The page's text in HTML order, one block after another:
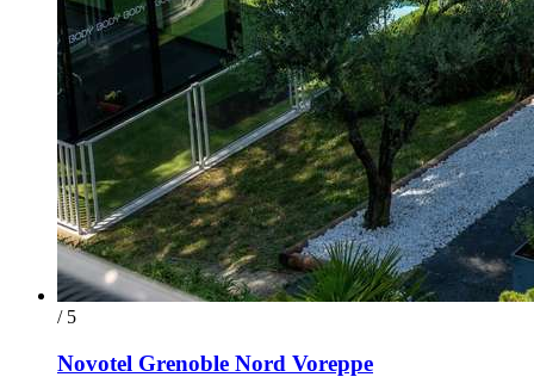
/ 5
Novotel Grenoble Nord Voreppe